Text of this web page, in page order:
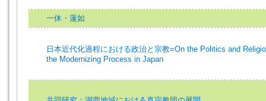
一休・蓮如
日本近代化過程における政治と宗教=On the Politics and
the Modernizing Process in Japan